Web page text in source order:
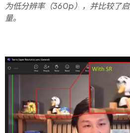
为低分辨率（360p），并比较了
量。